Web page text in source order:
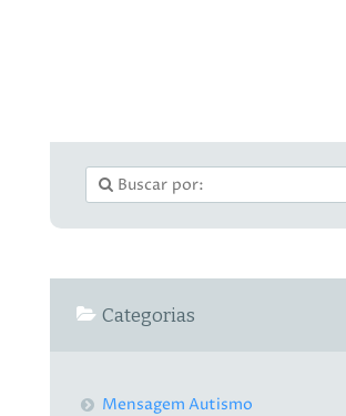
Categorias
Mensagem Autismo